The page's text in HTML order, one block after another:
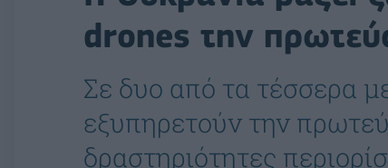
drones την
Σε δυο από τα τέσσερα
εξυπηρετούν την
δραστηριότητες